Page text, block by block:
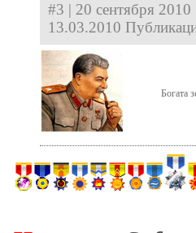
#3 | 20 сентября
13.03.2010
Богата